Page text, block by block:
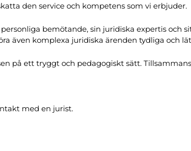
den service och kompetens som vi erbjuder.
bemötande, sin juridiska expertis och
även komplexa juridiska ärenden tydliga och
på ett tryggt och pedagogiskt sätt.
med en jurist.